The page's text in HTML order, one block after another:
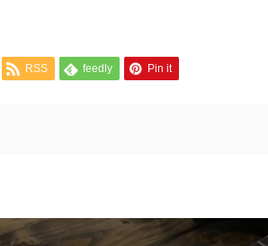
RSS feedly Pin it